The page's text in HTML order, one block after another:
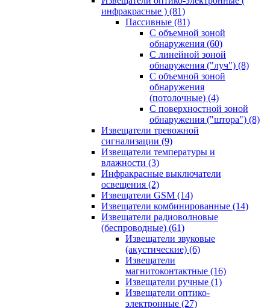
инфракрасные ) (81)
Пассивные (81)
С объемной зоной
обнаружения (60)
С линейной зоной
обнаружения ("луч") (8)
С объемной зоной
обнаружения
(потолочные) (4)
С поверхностной зоной
обнаружения ("штора") (8)
Извещатели тревожной
сигнализации (9)
Извещатели температуры и
влажности (3)
Инфракрасные выключатели
освещения (2)
Извещатели GSM (14)
Извещатели комбинированные (14)
Извещатели радиоволновые
(беспроводные) (61)
Извещатели звуковые
(акустические) (6)
Извещатели
магнитоконтактные (16)
Извещатели ручные (1)
Извещатели оптико-
электронные (27)